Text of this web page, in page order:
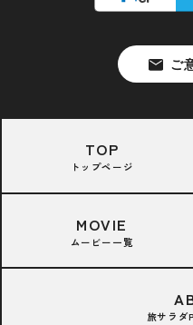
TOP
トップページ
MOVIE
ムービー一覧
旅サラダ